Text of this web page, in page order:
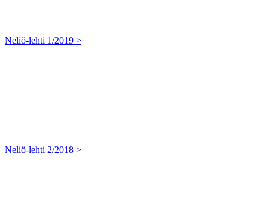
Neliö-lehti 1/2019 >
Neliö-lehti 2/2018 >